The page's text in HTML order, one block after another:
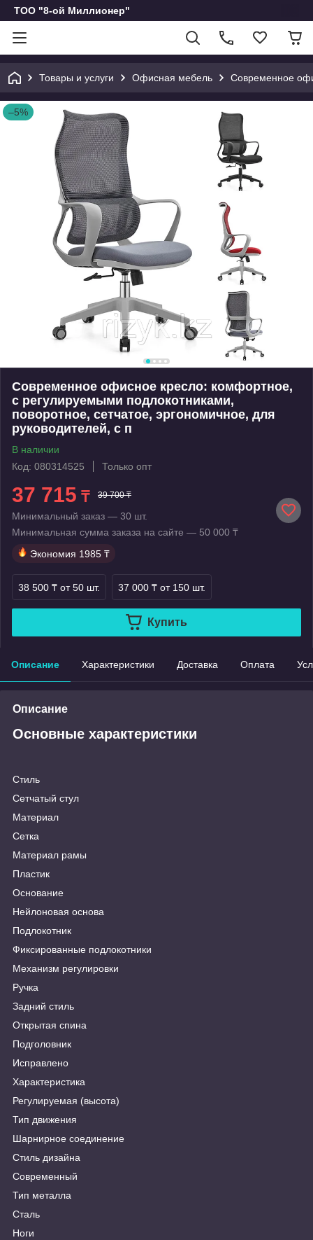
ТОО "8-ой Миллионер"
Товары и услуги Офисная мебель Современное
–5%
Современное офисное кресло: комфортное,
с регулируемыми подлокотниками,
поворотное, сетчатое, эргономичное, для
руководителей, с п
В наличии
Код: 080314525
Только опт
37 715 ₸ 39 700 ₸
Минимальный заказ — 30 шт.
Минимальная сумма заказа на сайте — 50 000 ₸
Экономия 1985 ₸
38 500 ₸ от 50 шт. 37 000 ₸ от 150 шт.
Купить
Описание Характеристики Доставка Оплата
Описание
Основные характеристики
Стиль
Сетчатый стул
Материал
Сетка
Материал рамы
Пластик
Основание
Нейлоновая основа
Подлокотник
Фиксированные подлокотники
Механизм регулировки
Ручка
Задний стиль
Открытая спина
Подголовник
Исправлено
Характеристика
Регулируемая (высота)
Тип движения
Шарнирное соединение
Стиль дизайна
Современный
Тип металла
Сталь
Ноги